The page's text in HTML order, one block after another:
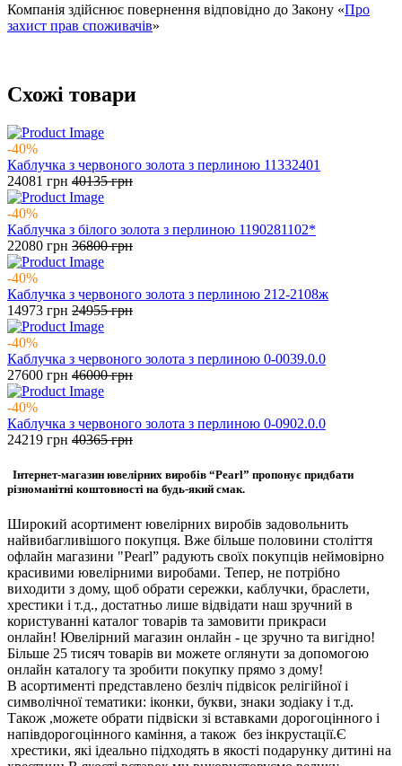
Компанія здійснює повернення відповідно до Закону «Про
захист прав споживачів»
Схожі товари
-40%
Каблучка з червоного золота з перлиною 11332401
24081 грн 40135грн
-40%
Каблучка з білого золота з перлиною 1190281102*
22080 грн 36800грн
-40%
Каблучка з червоного золота з перлиною 212-2108ж
14973 грн 24955грн
-40%
Каблучка з червоного золота з перлиною 0-0039.0.0
27600 грн 46000грн
-40%
Каблучка з червоного золота з перлиною 0-0902.0.0
24219 грн 40365грн
Інтернет-магазин ювелірних виробів “Pearl” пропонує придбати
різноманітні коштовності на будь-який смак.
Широкий асортимент ювелірних виробів задовольнить
найвибагливішого покупця. Вже більше половини століття
офлайн магазини "Pearl” радують своїх покупців неймовірно
красивими ювелірними виробами. Тепер, не потрібно
виходити з дому, щоб обрати сережки, каблучки, браслети,
хрестики і т.д., достатньо лише відвідати наш зручний в
користуванні каталог товарів та замовити прикраси
онлайн! Ювелірний магазин онлайн - це зручно та вигідно!
Більше 25 тисяч товарів ви можете оглянути за допомогою
онлайн каталогу та зробити покупку прямо з дому!
В асортименті представлено безліч підвісок релігійної і
символічної тематики: іконки, букви, знаки зодіаку і т.д.
Також ,можете обрати підвіски зі вставками дорогоцінного і
напівдорогоцінного каміння, а також без інкрустації.Є
хрестики, які ідеально підходять в якості подарунку дитині на